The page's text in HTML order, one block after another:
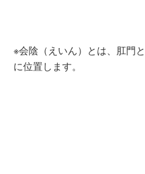
※会陰（えいん）とは、肛門
に位置します。